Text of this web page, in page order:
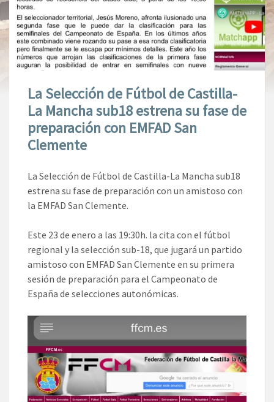
La Selección de Fútbol de Castilla-
La Mancha sub18 estrena su fase de
preparación con EMFAD San
Clemente
La Selección de Fútbol de Castilla-La Mancha sub18
estrena su fase de preparación con un amistoso con
la EMFAD San Clemente.
Este 23 de enero a las 19:30h. la cita con el fútbol
regional y la selección sub-18, que jugará un partido
amistoso con EMFAD San Clemente en su primera
sesión de preparación para el Campeonato de
España de selecciones autonómicas.